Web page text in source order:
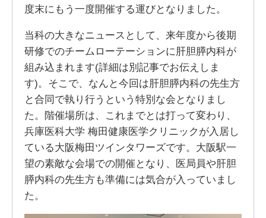
度末にもう一度開催する運びとなりました。
当科の大きなニュースとして、来年度から後期
研修でのチームローテーションに肝胆膵内科が
組み込まれます(詳細は別記事でお伝えしま
す)。そこで、なんと今回は肝胆膵内科の先生方
と合同で執り行うという特別な会となりまし
た。階催場所は、これまでとは打って変わり、
兵庫医科大学 梅田健康医学クリニックが入居し
ている大阪梅田ツインタワーズです。大阪駅一
望の素敵な会場での開催となり、医局員や肝胆
膵内科の先生方も準備には気合が入っていまし
た。